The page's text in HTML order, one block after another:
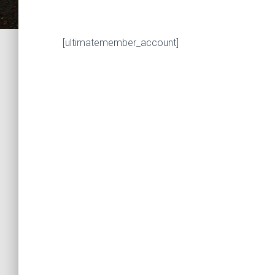
[ultimatemember_account]